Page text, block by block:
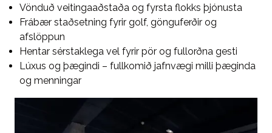
Vönduð veitingaaðstaða og fyrsta flokks þjónusta
Frábær staðsetning fyrir golf, gönguferðir og
afslöppun
Hentar sérstaklega vel fyrir pör og fullorðna gesti
Lúxus og þægindi – fullkomið jafnvægi milli þæginda
og menningar